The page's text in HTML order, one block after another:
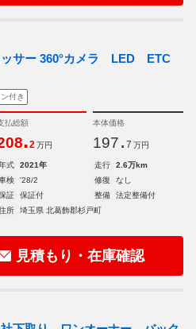
ッサー 360°カメラ LED ETC
付き
払総額
.2 万円
本体価格
197. 7 万円
式 2021年 走行
2.6万km
検
'28/2 修復
なし
証
保証付 整備
法定整備付
所
埼玉県 北葛飾郡杉戸町
見積もり・在庫確認